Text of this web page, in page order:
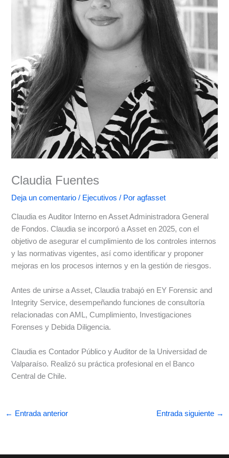
Claudia Fuentes
Deja un comentario / Ejecutivos / Poragfasset
Claudia es Auditor Interno en Asset Administradora General
de Fondos. Claudia se incorporó a Asset en 2025, con el
objetivo de asegurar el cumplimiento de los controles internos
y las normativas vigentes, así como identificar y proponer
mejoras en los procesos internos y en la gestión de riesgos.
Antes de unirse a Asset, Claudia trabajó en EY Forensic and
Integrity Service, desempeñando funciones de consultoría
relacionadas con AML, Cumplimiento, Investigaciones
Forenses y Debida Diligencia.
Claudia es Contador Público y Auditor de la Universidad de
Valparaíso. Realizó su práctica profesional en el Banco
Central de Chile.
← Entrada anterior Entrada siguiente →